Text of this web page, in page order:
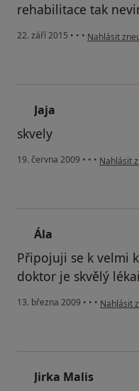
rehabilitace tak
22. září 2015 • • • podle názoru
Nahlásit
Jaja
skvely
19. června 2009 • • • podle
Nahlásit
Ála
Připojuji se k velmi
doktor je skvělý
13. března 2009 • • • podle
Nahlásit
Jirka Malis